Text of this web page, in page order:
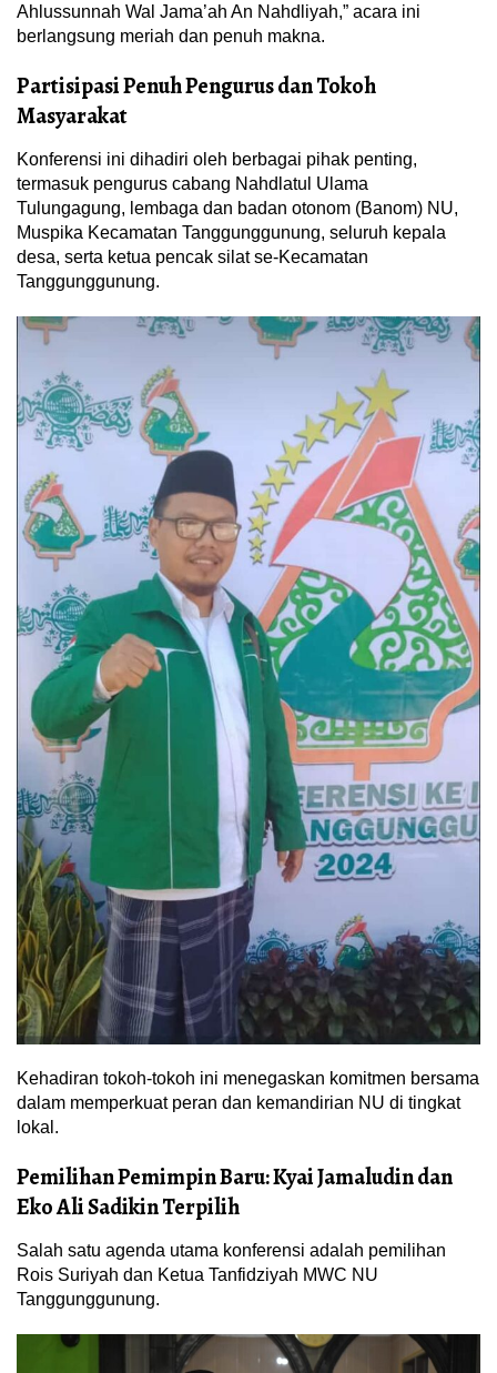
Ahlussunnah Wal Jama’ah An Nahdliyah,” acara ini
berlangsung meriah dan penuh makna.
Partisipasi Penuh Pengurus dan Tokoh
Masyarakat
Konferensi ini dihadiri oleh berbagai pihak penting,
termasuk pengurus cabang Nahdlatul Ulama
Tulungagung, lembaga dan badan otonom (Banom) NU,
Muspika Kecamatan Tanggunggunung, seluruh kepala
desa, serta ketua pencak silat se-Kecamatan
Tanggunggunung.
Kehadiran tokoh-tokoh ini menegaskan komitmen bersama
dalam memperkuat peran dan kemandirian NU di tingkat
lokal.
Pemilihan Pemimpin Baru: Kyai Jamaludin dan
Eko Ali Sadikin Terpilih
Salah satu agenda utama konferensi adalah pemilihan
Rois Suriyah dan Ketua Tanfidziyah MWC NU
Tanggunggunung.